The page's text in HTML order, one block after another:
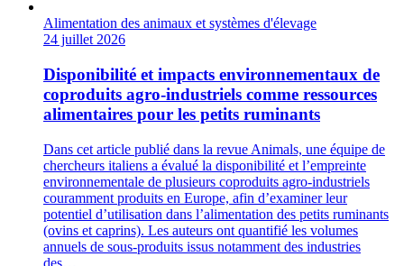
Alimentation des animaux et systèmes d'élevage
24 juillet 2026
Disponibilité et impacts environnementaux de
coproduits agro‑industriels comme ressources
alimentaires pour les petits ruminants
Dans cet article publié dans la revue Animals, une équipe de
chercheurs italiens a évalué la disponibilité et l’empreinte
environnementale de plusieurs coproduits agro‑industriels
couramment produits en Europe, afin d’examiner leur
potentiel d’utilisation dans l’alimentation des petits ruminants
(ovins et caprins). Les auteurs ont quantifié les volumes
annuels de sous‑produits issus notamment des industries
des…